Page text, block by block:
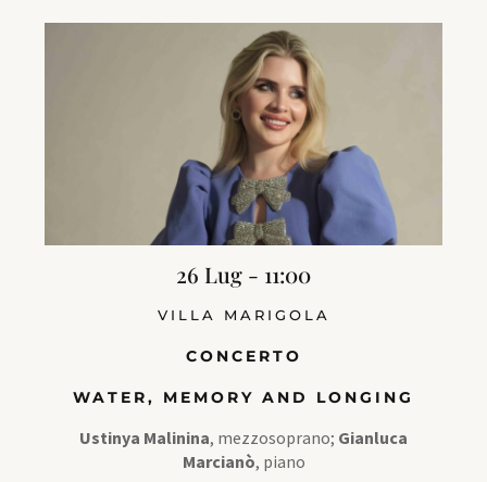
26 Lug - 11:00
VILLA MARIGOLA
CONCERTO
WATER, MEMORY AND LONGING
Ustinya Malinina, mezzosoprano; Gianluca
Marcianò, piano